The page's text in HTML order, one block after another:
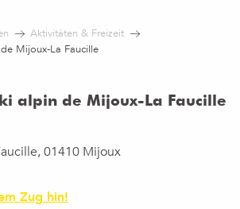
Aktivitäten & Freizeit
Mijoux-La Faucille
alpin de Mijoux-La Faucille
01410 Mijoux
Zug hin!